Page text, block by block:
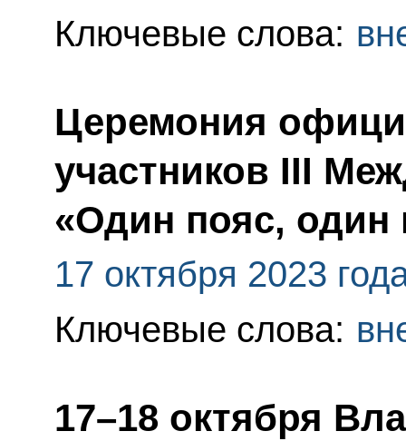
Ключевые слова:
Церемония
участников III
«Один пояс, один
17 октября 2023
Ключевые слова:
17–18 октября